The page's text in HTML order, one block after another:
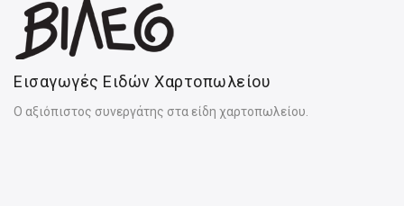
Εισαγωγές Ειδών Χαρτοπωλείου
Ο αξιόπιστος συνεργάτης στα είδη χαρτοπωλείου.